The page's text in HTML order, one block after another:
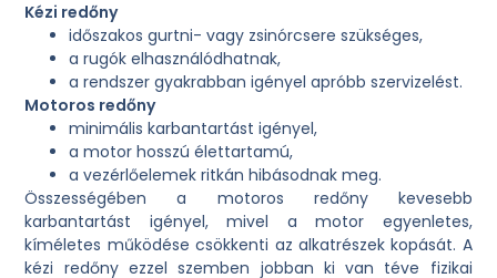
Kézi redőny
időszakos gurtni- vagy zsinórcsere szükséges,
a rugók elhasználódhatnak,
a rendszer gyakrabban igényel apróbb szervizelést.
Motoros redőny
minimális karbantartást igényel,
a motor hosszú élettartamú,
a vezérlőelemek ritkán hibásodnak meg.
Összességében a motoros redőny kevesebb
karbantartást igényel, mivel a motor egyenletes,
kíméletes működése csökkenti az alkatrészek kopását. A
kézi redőny ezzel szemben jobban ki van téve fizikai